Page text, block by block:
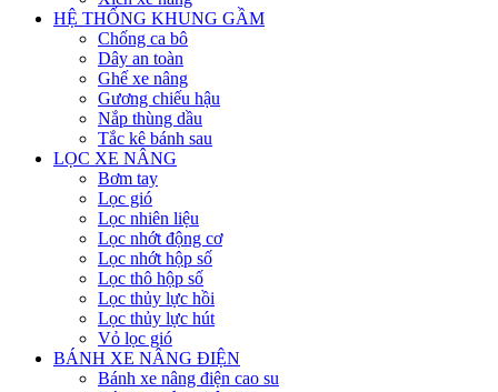
HỆ THỐNG KHUNG GẦM
Chống ca bô
Dây an toàn
Ghế xe nâng
Gương chiếu hậu
Nắp thùng dầu
Tắc kê bánh sau
LỌC XE NÂNG
Bơm tay
Lọc gió
Lọc nhiên liệu
Lọc nhớt động cơ
Lọc nhớt hộp số
Lọc thô hộp số
Lọc thủy lực hồi
Lọc thủy lực hút
Vỏ lọc gió
BÁNH XE NÂNG ĐIỆN
Bánh xe nâng điện cao su